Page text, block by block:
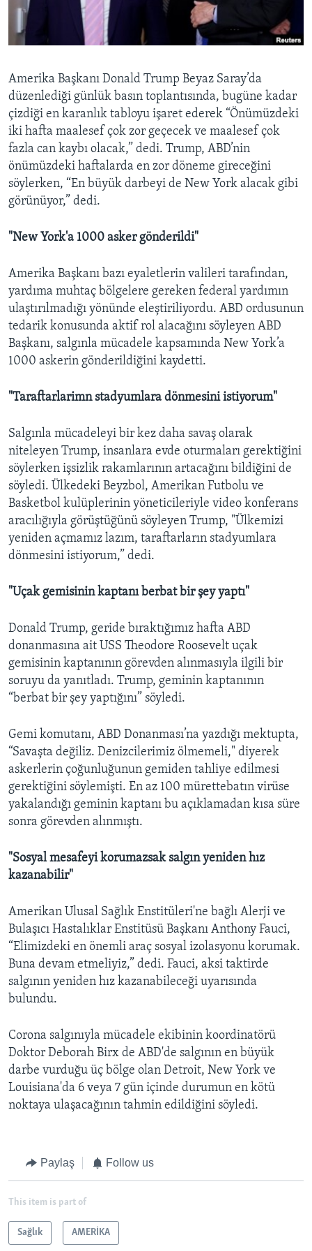
HAYATTAN
SANAT
BIZI TAKIP EDIN
Diller
Amerika Başkanı Donald Trump Beyaz Saray’da
düzenlediği günlük basın toplantısında, bugüne kadar
çizdiği en karanlık tabloyu işaret ederek “Önümüzdeki
iki hafta maalesef çok zor geçecek ve maalesef çok
fazla can kaybı olacak,” dedi. Trump, ABD’nin
önümüzdeki haftalarda en zor döneme gireceğini
söylerken, “En büyük darbeyi de New York alacak gibi
görünüyor,” dedi.
"New York'a 1000 asker gönderildi"
Amerika Başkanı bazı eyaletlerin valileri tarafından,
yardıma muhtaç bölgelere gereken federal yardımın
ulaştırılmadığı yönünde eleştiriliyordu. ABD ordusunun
tedarik konusunda aktif rol alacağını söyleyen ABD
Başkanı, salgınla mücadele kapsamında New York’a
1000 askerin gönderildiğini kaydetti.
"Taraftarlarimn stadyumlara dönmesini istiyorum"
Salgınla mücadeleyi bir kez daha savaş olarak
niteleyen Trump, insanlara evde oturmaları gerektiğini
söylerken işsizlik rakamlarının artacağını bildiğini de
söyledi. Ülkedeki Beyzbol, Amerikan Futbolu ve
Basketbol kulüplerinin yöneticileriyle video konferans
aracılığıyla görüştüğünü söyleyen Trump, "Ülkemizi
yeniden açmamız lazım, taraftarların stadyumlara
dönmesini istiyorum,” dedi.
"Uçak gemisinin kaptanı berbat bir şey yaptı"
Donald Trump, geride bıraktığımız hafta ABD
donanmasına ait USS Theodore Roosevelt uçak
gemisinin kaptanının görevden alınmasıyla ilgili bir
soruyu da yanıtladı. Trump, geminin kaptanının
“berbat bir şey yaptığını” söyledi.
Gemi komutanı, ABD Donanması’na yazdığı mektupta,
“Savaşta değiliz. Denizcilerimiz ölmemeli," diyerek
askerlerin çoğunluğunun gemiden tahliye edilmesi
gerektiğini söylemişti. En az 100 mürettebatın virüse
yakalandığı geminin kaptanı bu açıklamadan kısa süre
sonra görevden alınmıştı.
"Sosyal mesafeyi korumazsak salgın yeniden hız
kazanabilir"
Amerikan Ulusal Sağlık Enstitüleri'ne bağlı Alerji ve
Bulaşıcı Hastalıklar Enstitüsü Başkanı Anthony Fauci,
“Elimizdeki en önemli araç sosyal izolasyonu korumak.
Buna devam etmeliyiz,” dedi. Fauci, aksi taktirde
salgının yeniden hız kazanabileceği uyarısında
bulundu.
Corona salgınıyla mücadele ekibinin koordinatörü
Doktor Deborah Birx de ABD'de salgının en büyük
darbe vurduğu üç bölge olan Detroit, New York ve
Louisiana'da 6 veya 7 gün içinde durumun en kötü
noktaya ulaşacağının tahmin edildiğini söyledi.
Paylaş Follow us
This item is part of
Sağlık AMERİKA